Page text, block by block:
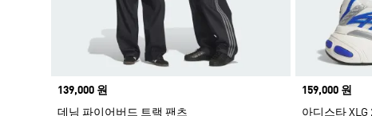
Price
139,000 원
데님 파이어버드 트랙 팬츠
Price
159,000 원
아디스타 XLG